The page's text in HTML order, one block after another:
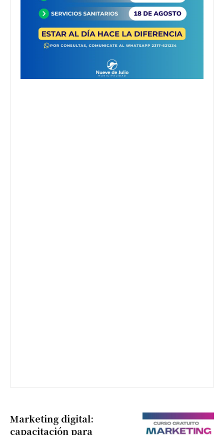
Marketing digital:
capacitación para